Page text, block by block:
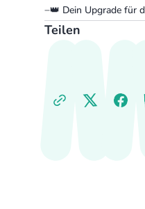
👑 Dein Upgrade für
Choosy Premium
Teilen